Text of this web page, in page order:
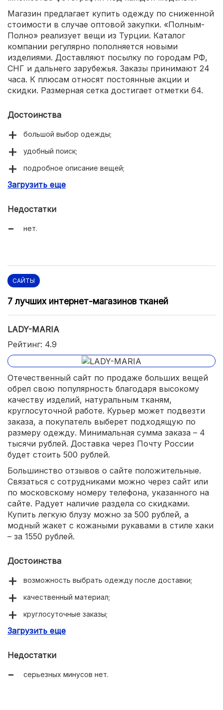
Магазин предлагает купить одежду по сниженной
стоимости в случае оптовой закупки. «Полным-
Полно» реализует вещи из Турции. Каталог
компании регулярно пополняется новыми
изделиями. Доставляют посылку по городам РФ,
СНГ и дальнего зарубежья. Заказы принимают 24
часа. К плюсам относят постоянные акции и
скидки. Размерная сетка достигает отметки 64.
Достоинства
большой выбор одежды;
удобный поиск;
подробное описание вещей;
отменное качество одежды;
Загрузить еще
Недостатки
нет.
САЙТЫ
7 лучших интернет-магазинов тканей
LADY-MARIA
Рейтинг: 4.9
Отечественный сайт по продаже больших вещей
обрел свою популярность благодаря высокому
качеству изделий, натуральным тканям,
круглосуточной работе. Курьер может подвезти
заказа, а покупатель выберет подходящую по
размеру одежду. Минимальная сумма заказа – 4
тысячи рублей. Доставка через Почту России
будет стоить 500 рублей.
Большинство отзывов о сайте положительные.
Связаться с сотрудниками можно через сайт или
по московскому номеру телефона, указанного на
сайте. Радует наличие раздела со скидками.
Купить легкую блузу можно за 500 рублей, а
модный жакет с кожаными рукавами в стиле хаки
– за 1550 рублей.
Достоинства
возможность выбрать одежду после доставки;
качественный материал;
круглосуточные заказы;
много хороших отзывов;
Загрузить еще
Недостатки
серьезных минусов нет.